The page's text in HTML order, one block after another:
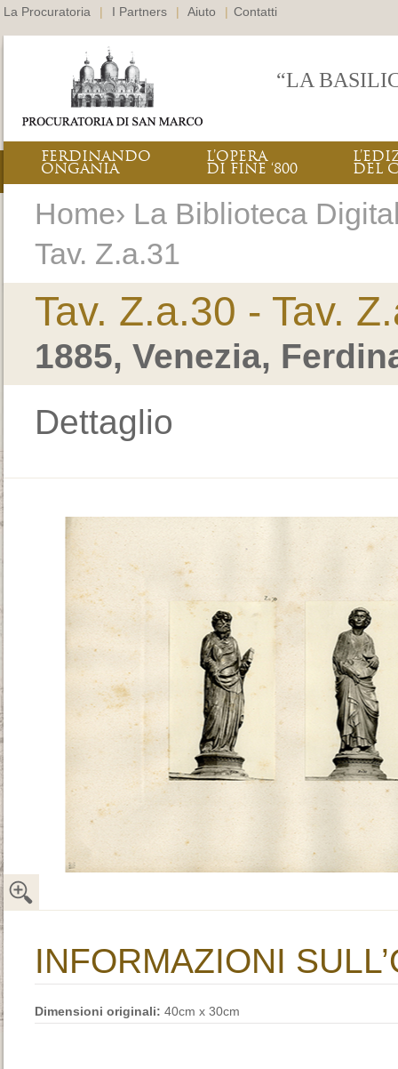
La Procuratoria | I Partners | Aiuto | Contatti
“LA
FERDINANDO
ONGANIA
L’OPERA
DI FINE ‘800 DEL
Home› La Biblioteca
Tav. Z.a.31
Tav. Z.a.30 - Tav.
1885, Venezia,
Dettaglio
INFORMAZIONI
Dimensioni originali: 40cm x 30cm